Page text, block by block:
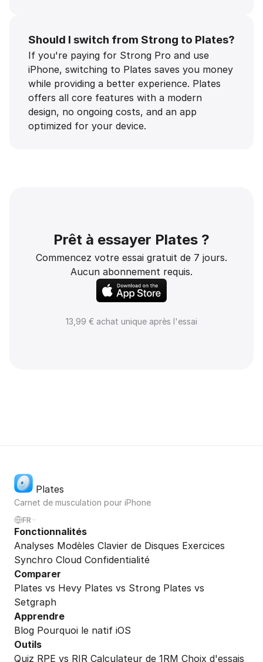
Should I switch from Strong to Plates?
If you're paying for Strong Pro and use
iPhone, switching to Plates saves you money
while providing a better experience. Plates
offers all core features with a modern
design, no ongoing costs, and an app
optimized for your device.
Prêt à essayer Plates ?
Commencez votre essai gratuit de 7 jours.
Aucun abonnement requis.
13,99 € achat unique après l'essai
Plates
Carnet de musculation pour iPhone
FR
Fonctionnalités
Analyses Modèles Clavier de Disques Exercices
Synchro Cloud Confidentialité
Comparer
Plates vs Hevy Plates vs Strong Plates vs
Setgraph
Apprendre
Blog Pourquoi le natif iOS
Outils
Quiz RPE vs RIR Calculateur de 1RM Choix d'essais